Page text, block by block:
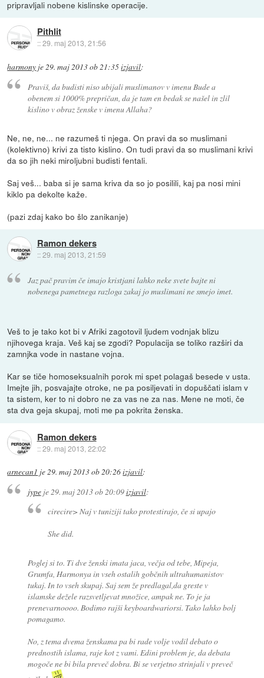
pripravljali nobene kislinske operacije.
Pithlit
::29. maj 2013, 21:56
harmony je29. maj 2013 ob 21:35izjavil:
Praviš, da budisti niso ubijali muslimanov v imenu Bude a
obenem si 1000% prepričan, da je tam en bedak se našel in zlil
kislino v obraz ženske v imenu Allaha?
Ne, ne, ne... ne razumeš ti njega. On pravi da so muslimani
(kolektivno) krivi za tisto kislino. On tudi pravi da so muslimani krivi
da so jih neki miroljubni budisti fentali.
Saj veš... baba si je sama kriva da so jo posilili, kaj pa nosi mini
kiklo pa dekolte kaže.
(pazi zdaj kako bo šlo zanikanje)
Ramon dekers
::29. maj 2013, 21:59
Jaz pač pravim če imajo kristjani lahko neke svete bajte ni
nobenega pametnega razloga zakaj jo muslimani ne smejo imet.
Veš to je tako kot bi v Afriki zagotovil ljudem vodnjak blizu
njihovega kraja. Veš kaj se zgodi? Populacija se toliko razširi da
zamnjka vode in nastane vojna.
Kar se tiče homoseksualnih porok mi spet polagaš besede v usta.
Imejte jih, posvajajte otroke, ne pa posiljevati in dopuščati islam v
ta sistem, ker to ni dobro ne za vas ne za nas. Mene ne moti, če
sta dva geja skupaj, moti me pa pokrita ženska.
Ramon dekers
::29. maj 2013, 22:02
arnecan1 je29. maj 2013 ob 20:26izjavil:
jypeje29. maj 2013 ob 20:09izjavil:
cirecire> Naj v tuniziji tako protestirajo, če si upajo
She did.
Poglej si to. Ti dve ženski imata jaca, večja od tebe, Mipeja,
Grumfa, Harmonya in vseh ostalih gobčnih ultrahumanistov
tukaj. In to vseh skupaj. Saj sem že predlagal,da greste v
islamske dežele razsvetljevat množice, ampak ne. To je ja
prenevarnoooo. Bodimo rajši keyboardwariorsi. Tako lahko bolj
pomagamo.
No, z tema dvema ženskama pa bi rade volje vodil debato o
prednostih islama, raje kot z vami. Edini problem je, da debata
mogoče ne bi bila preveč dobra. Bi se verjetno strinjali v preveč